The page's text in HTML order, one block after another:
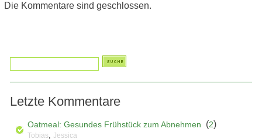
Die Kommentare sind geschlossen.
Letzte Kommentare
Oatmeal: Gesundes Frühstück zum Abnehmen (2)
Tobias, Jessica